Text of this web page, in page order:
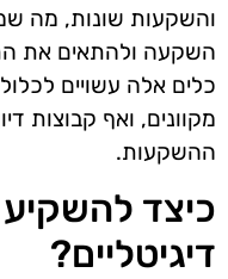
והשקעות שונות, מה
השקעה ולהתאים את
כלים אלה עשויים
מקוונים, ואף קבוצות
ההשקעות.
כיצד
דיגיטליים?